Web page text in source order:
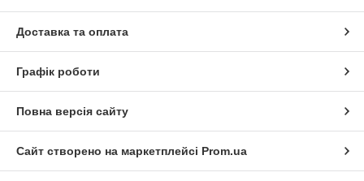
Доставка та оплата
Графік роботи
Повна версія сайту
Сайт створено на маркетплейсі Prom.ua